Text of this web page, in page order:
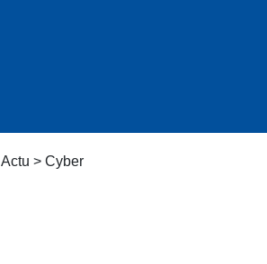
Actu > Cyber